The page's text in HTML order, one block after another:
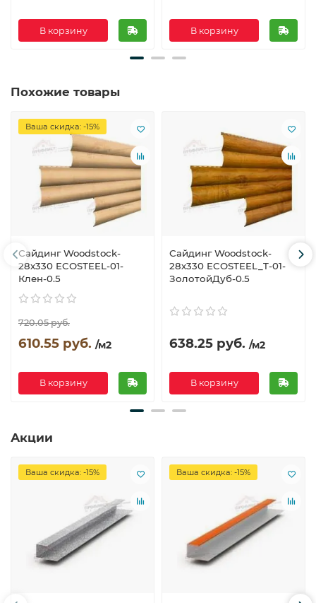
В корзину В корзину
Похожие товары
Ваша скидка: -15%
Сайдинг Woodstock-
28х330 ECOSTEEL-01-
Клен-0.5
720.05 руб.
610.55 руб. /м2
В корзину
Сайдинг Woodstock-
28х330 ECOSTEEL_T-01-
ЗолотойДуб-0.5
638.25 руб. /м2
В корзину
Акции
Ваша скидка: -15% Ваша скидка: -15%